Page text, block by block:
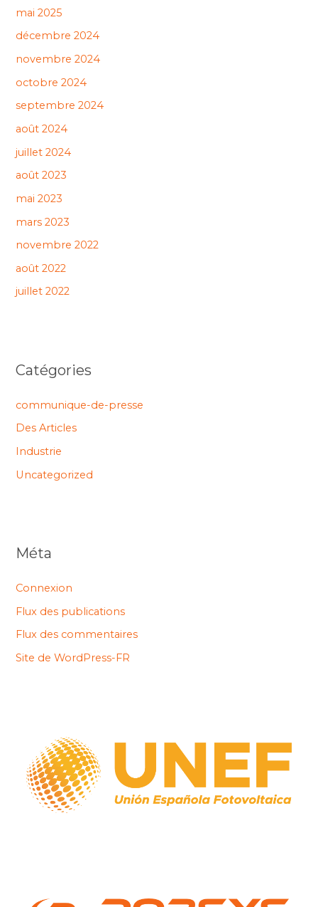
mai 2025
décembre 2024
novembre 2024
octobre 2024
septembre 2024
août 2024
juillet 2024
août 2023
mai 2023
mars 2023
novembre 2022
août 2022
juillet 2022
Catégories
communique-de-presse
Des Articles
Industrie
Uncategorized
Méta
Connexion
Flux des publications
Flux des commentaires
Site de WordPress-FR